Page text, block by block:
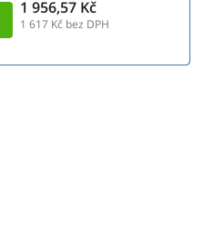
1 956,57 Kč
1 617 Kč bez DPH